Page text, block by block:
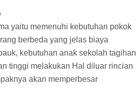
yaitu memenuhi kebutuhan pokok
berbeda yang jelas biaya
kebutuhan anak sekolah tagihan
tinggi melakukan Hal diluar rincian
akan memperbesar